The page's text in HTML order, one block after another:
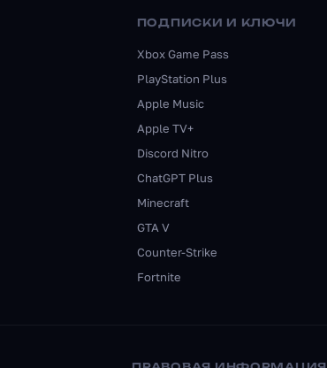
ПОДПИСКИ И КЛЮЧИ
Xbox Game Pass
PlayStation Plus
Apple Music
Apple TV+
Discord Nitro
ChatGPT Plus
Minecraft
GTA V
Counter-Strike
Fortnite